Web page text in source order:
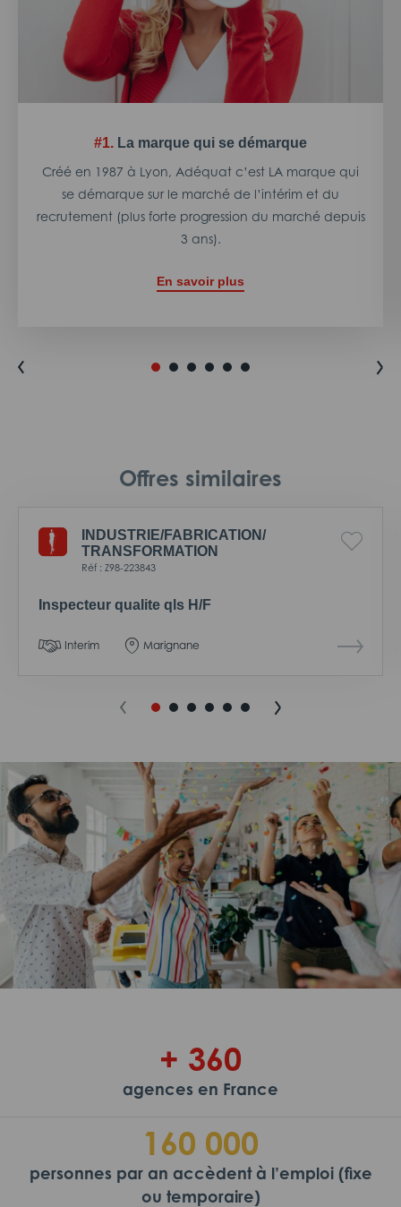
#1. La marque qui se démarque
Créé en 1987 à Lyon, Adéquat c’est LA marque qui
se démarque sur le marché de l’intérim et du
recrutement (plus forte progression du marché depuis
3 ans).
En savoir plus
Offres similaires
INDUSTRIE/FABRICATION/
TRANSFORMATION
Réf : Z98-223843
Inspecteur qualite qls H/F
Interim Marignane
+ 360
agences en France
160 000
personnes par an accèdent à l’emploi (fixe
ou temporaire)